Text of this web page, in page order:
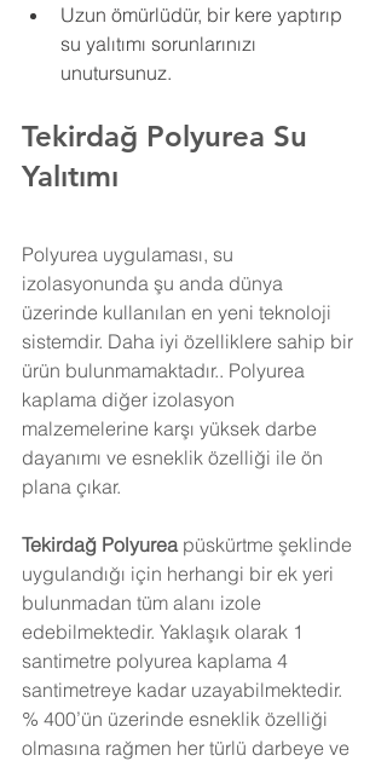
Uzun ömürlüdür, bir kere yaptırıp
su yalıtımı sorunlarınızı
unutursunuz.
Tekirdağ Polyurea Su
Yalıtımı
Polyurea uygulaması, su
izolasyonunda şu anda dünya
üzerinde kullanılan en yeni teknoloji
sistemdir. Daha iyi özelliklere sahip bir
ürün bulunmamaktadır.. Polyurea
kaplama diğer izolasyon
malzemelerine karşı yüksek darbe
dayanımı ve esneklik özelliği ile ön
plana çıkar.
Tekirdağ Polyurea püskürtme şeklinde
uygulandığı için herhangi bir ek yeri
bulunmadan tüm alanı izole
edebilmektedir. Yaklaşık olarak 1
santimetre polyurea kaplama 4
santimetreye kadar uzayabilmektedir.
% 400’ün üzerinde esneklik özelliği
olmasına rağmen her türlü darbeye ve